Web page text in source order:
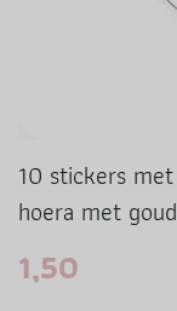
10 stickers
hoera met
1,50